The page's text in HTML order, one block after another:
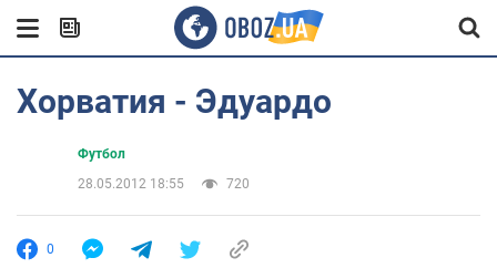
Хорватия - Эдуардо
Футбол
28.05.2012 18:55
720
0